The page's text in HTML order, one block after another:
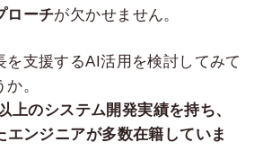
ローチが欠かせません。
を支援するAI活用を検討してみて
。
上のシステム開発実績を持ち、
エンジニアが多数在籍していま